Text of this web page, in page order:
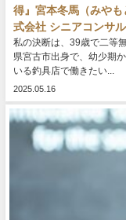
得』宮本冬馬（みや
式会社 シニアコンサ
私の決断は、39歳で二等
県宮古市出身で、幼少期
いる釣具店で働きたい...
2025.05.16